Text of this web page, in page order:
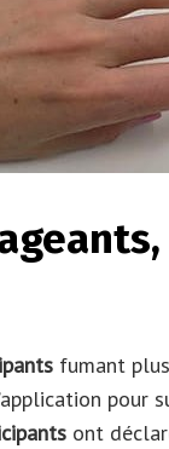
fumant
pour
ont